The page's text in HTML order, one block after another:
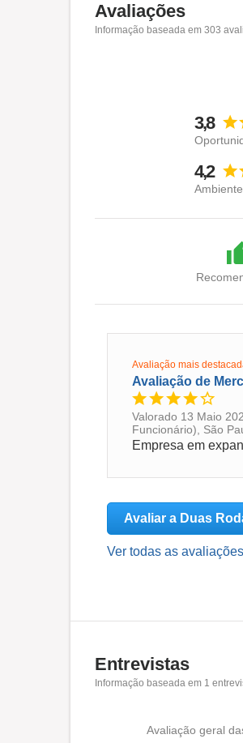
Avaliações
Informação baseada em 303
3,8
4,2
Avaliação mais
Avaliação de
Valorado 13 Maio
Funcionário), São
Empresa em
Avaliar a Duas
Ver todas as
Entrevistas
Informação baseada em 1
Avaliação geral